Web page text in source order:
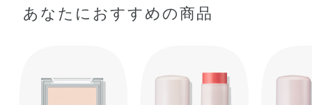
あなたにおすすめの商品